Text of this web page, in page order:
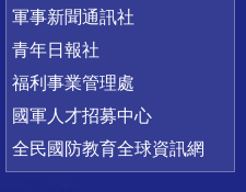
軍事新聞通訊社
青年日報社
福利事業管理處
國軍人才招募中心
全民國防教育全球資訊網